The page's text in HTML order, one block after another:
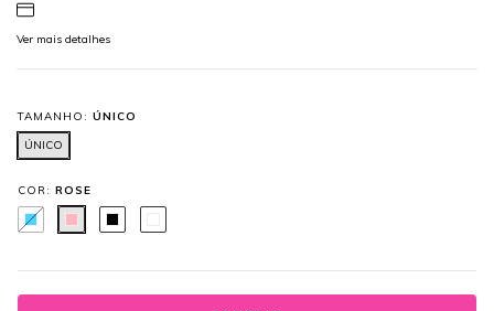
Ver mais detalhes
TAMANHO: ÚNICO
ÚNICO
COR: ROSE